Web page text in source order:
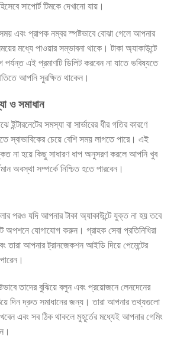
সাপোর্ট টিমকে দেখানো যায়।
এবং প্রাপক নম্বর স্পষ্টভাবে বোঝা গেলে আপনার
মধ্যে পাওয়ার সম্ভাবনা থাকে। টাকা অ্যাকাউন্টে
এই প্রমাণটি ডিলিট করবেন না যাতে ভবিষ্যতে
আপনি সুরক্ষিত থাকেন।
ও সমাধান
ইন্টারনেটের সমস্যা বা সার্ভারের ধীর গতির কারণে
স্বাভাবিকের চেয়ে বেশি সময় লাগতে পারে। এই
না হয়ে কিছু সাধারণ ধাপ অনুসরণ করলে আপনি খুব
অবস্থা সম্পর্কে নিশ্চিত হতে পারবেন।
পরও যদি আপনার টাকা অ্যাকাউন্টে যুক্ত না হয় তবে
অপশনে যোগাযোগ করুন। গ্রাহক সেবা প্রতিনিধিরা
তারা আপনার ট্রানজেকশন আইডি দিয়ে পেমেন্টের
তাদের বুঝিয়ে বলুন এবং প্রয়োজনে লেনদেনের
দিন দ্রুত সমাধানের জন্য। তারা আপনার তথ্যগুলো
এবং সব ঠিক থাকলে মুহূর্তের মধ্যেই আপনার গেমিং